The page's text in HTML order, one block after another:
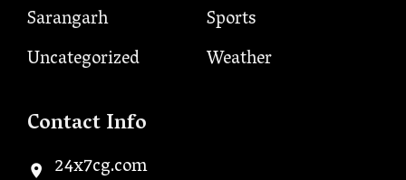
Sarangarh
Sports
Uncategorized
Weather
Contact Info
24x7cg.com